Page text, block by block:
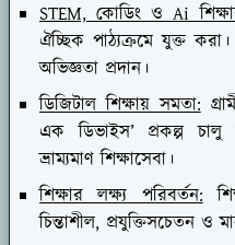
STEM, কোডিং ও Ai
ঐচ্ছিক পাঠ্যক্রমে যুক্ত করা।
অভিজ্ঞতা প্রদান।
ডিজিটাল শিক্ষায় সমতা:
এক ডিভাইস’ প্রকল্প চালু
ভ্রাম্যমাণ শিক্ষাসেবা।
শিক্ষার লক্ষ্য পরিবর্তন:
চিন্তাশীল, প্রযুক্তিসচেতন ও